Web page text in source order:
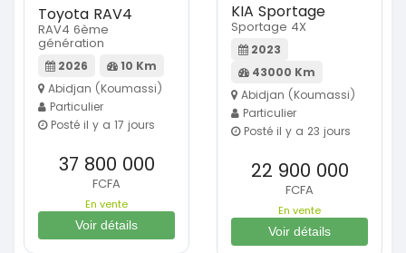
Toyota RAV4
RAV4 6ème
génération
2026
10 Km
Abidjan (Koumassi)
Particulier
Posté il y a 17 jours
37 800 000
FCFA
En vente
Voir détails
KIA Sportage
Sportage 4X
2023
43000 Km
Abidjan (Koumassi)
Particulier
Posté il y a 23 jours
22 900 000
FCFA
En vente
Voir détails